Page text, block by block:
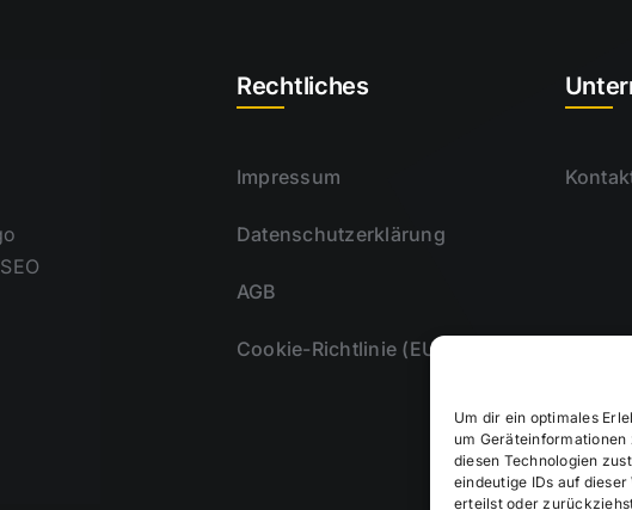
Um dir ein optimales
um
diesen Technologien
eindeutige IDs auf
erteilst oder
Rechtliches
Impressum
Datenschutzerklärung
AGB
Cookie-Richtlinie (EU)